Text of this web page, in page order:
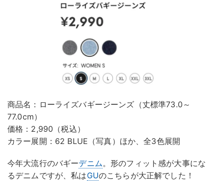
商品名：ローライズバギージーンズ（丈標準73.0～
77.0cm）
価格：2,990（税込）
カラー展開：62 BLUE（写真）ほか、全3色展開
今年大流行のバギーデニム。形のフィット感が大事にな
るデニムですが、私はGUのこちらが大正解でした！